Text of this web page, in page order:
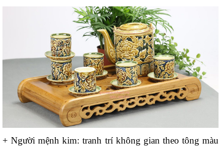
+ Người mệnh kim: tranh trí không gian theo tông màu